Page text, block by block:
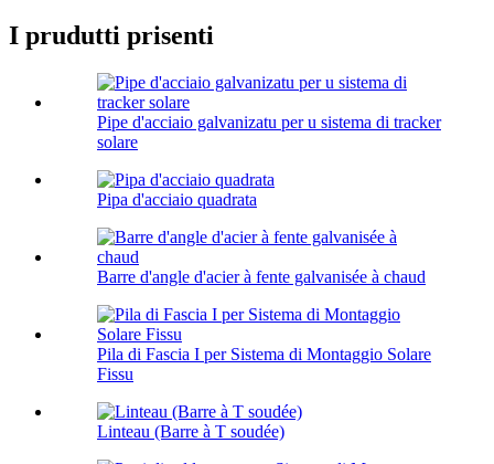
I prudutti prisenti
Pipe d'acciaio galvanizatu per u sistema di tracker
solare
Pipa d'acciaio quadrata
Barre d'angle d'acier à fente galvanisée à chaud
Pila di Fascia I per Sistema di Montaggio Solare
Fissu
Linteau (Barre à T soudée)